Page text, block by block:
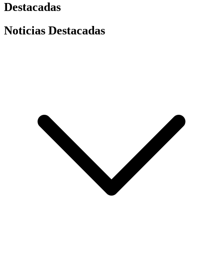
Destacadas
Noticias Destacadas